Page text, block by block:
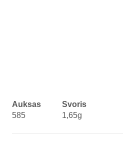
Auksas
585
Svoris
1,65g